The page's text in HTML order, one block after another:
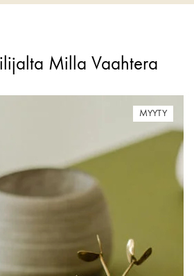
Milla Vaahtera
MYYTY